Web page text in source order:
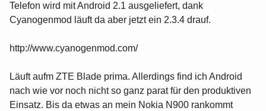
Telefon wird mit Android 2.1 ausgeliefert, dank
Cyanogenmod läuft da aber jetzt ein 2.3.4 drauf.
http://www.cyanogenmod.com/
Läuft aufm ZTE Blade prima. Allerdings find ich Android
nach wie vor noch nicht so ganz parat für den produktiven
Einsatz. Bis da etwas an mein Nokia N900 rankommt